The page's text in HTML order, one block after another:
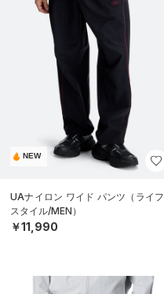
NEW
UAナイロン ワイド パンツ（ライフ
スタイル/MEN）
￥11,990